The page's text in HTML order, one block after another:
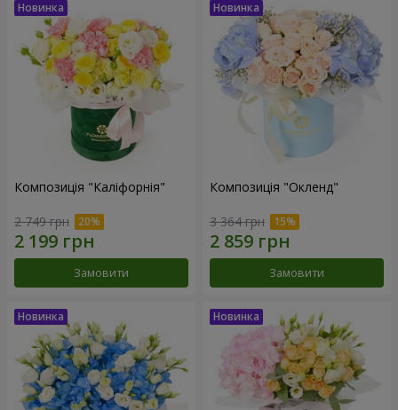
Композиція "Каліфорнія"
2 749 грн
Замовити
Композиція "Окленд"
3 364 грн
Замовити